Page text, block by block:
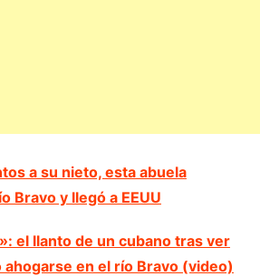
a su nieto, esta abuela
Bravo y llegó a EEUU
el llanto de un cubano tras ver
ahogarse en el río Bravo (video)